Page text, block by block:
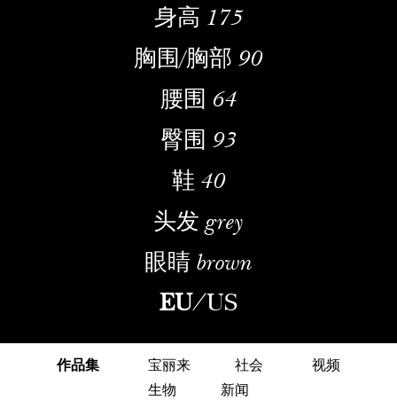
身高 175
胸围/胸部 90
腰围 64
臀围 93
鞋 40
头发 grey
眼睛 brown
EU/US
作品集 宝丽来 社会
视频
生物
新闻